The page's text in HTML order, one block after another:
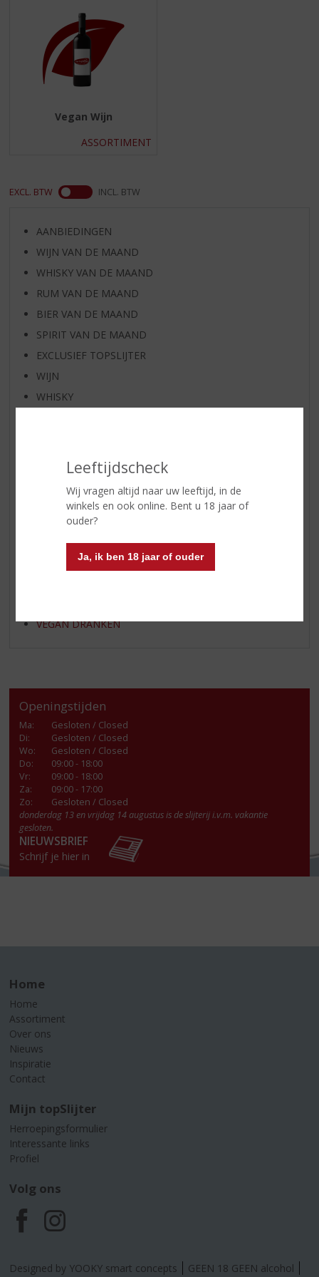
a
Leeftijdscheck
Wij vragen altijd naar uw leeftijd, in de
winkels en ook online. Bent u 18 jaar of
ouder?
Ja, ik ben 18 jaar of ouder
Vegan Wijn
ASSORTIMENT
EXCL. BTW INCL. BTW
AANBIEDINGEN
WIJN VAN DE MAAND
WHISKY VAN DE MAAND
RUM VAN DE MAAND
BIER VAN DE MAAND
SPIRIT VAN DE MAAND
EXCLUSIEF TOPSLIJTER
WIJN
WHISKY
GEDISTILLEERD OVERIG
KANT EN KLAAR
FRISDRANK
GLASWERK
GESCHENKVERPAKKING
VEGAN DRANKEN
Openingstijden
Ma:
Gesloten / Closed
Di:
Gesloten / Closed
Wo:
Gesloten / Closed
Do:
09:00 - 18:00
Vr:
09:00 - 18:00
Za:
09:00 - 17:00
Zo:
Gesloten / Closed
donderdag 13 en vrijdag 14 augustus is de slijterij i.v.m. vakantie
gesloten.
NIEUWSBRIEF
Schrijf je hier in
Home
Home
Assortiment
Over ons
Nieuws
Inspiratie
Contact
Mijn topSlijter
Herroepingsformulier
Interessante links
Profiel
Volg ons
F
a
I
n
Designed by YOOKY smart concepts GEEN 18 GEEN alcohol